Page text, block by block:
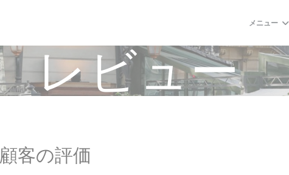
メニュー
レビュー
顧客の評価